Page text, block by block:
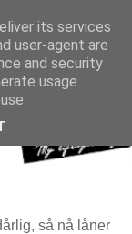
så nå låner
its services
user-agent are
and security
usage